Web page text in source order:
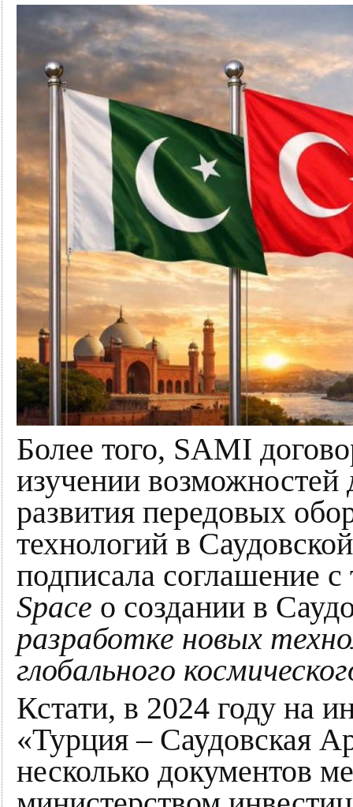
Более того, SAMI
изучении возможностей
развития передовых
технологий в
подписала соглашение
Space о создании в
разработке новых
глобального
Кстати, в 2024 году на
«Турция – Саудовская
несколько документов